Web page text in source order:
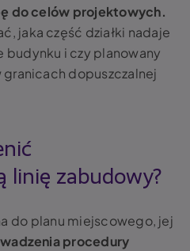
do celów projektowych.
jaka część działki nadaje
i czy planowany
dopuszczalnej
linię zabudowy?
do planu miejscowego, jej
procedury